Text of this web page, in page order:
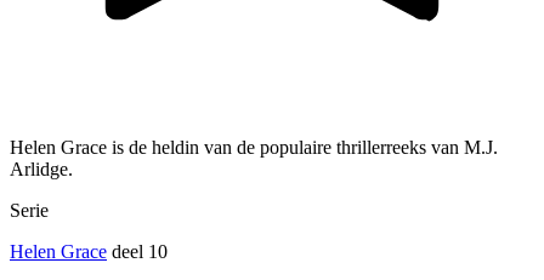
Helen Grace is de heldin van de populaire thrillerreeks van M.J.
Arlidge.
Serie
Helen Grace deel 10